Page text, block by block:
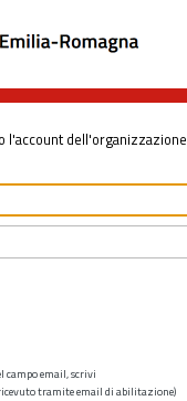
l'account dell'organizzazione
campo email, scrivi
tramite email di abilitazione)